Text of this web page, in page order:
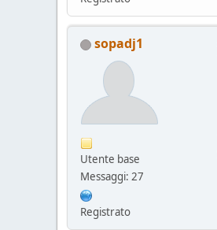
sopadj1
Utente base
Messaggi: 27
Registrato